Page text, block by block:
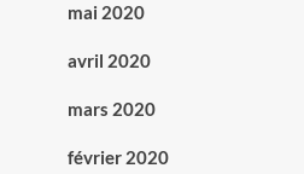
mai 2020
avril 2020
mars 2020
février 2020